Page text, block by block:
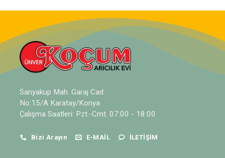
Sarıyakup Mah. Garaj Cad.
No:15/A Karatay/Konya
Çalışma Saatleri: Pzt.-Cmt. 07:00 - 18:00
Bizi Arayın E-MAIL İLETIŞIM